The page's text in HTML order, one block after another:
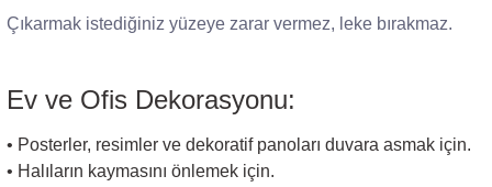
Çıkarmak istediğiniz yüzeye zarar vermez, leke bırakmaz.
Ev ve Ofis Dekorasyonu:
• Posterler, resimler ve dekoratif panoları duvara asmak için.
• Halıların kaymasını önlemek için.